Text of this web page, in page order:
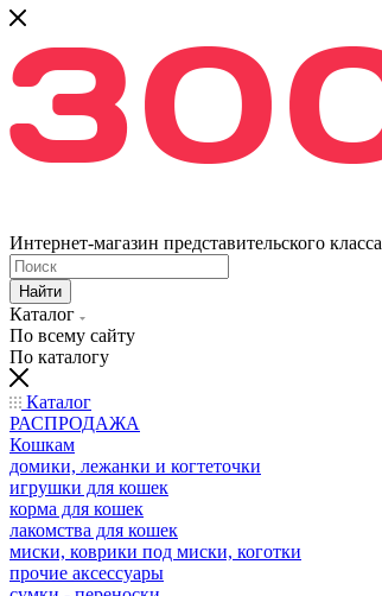
Интернет-магазин представительского класса
Найти
Каталог
По всему сайту
По каталогу
Каталог
РАСПРОДАЖА
Кошкам
домики, лежанки и когтеточки
игрушки для кошек
корма для кошек
лакомства для кошек
миски, коврики под миски, коготки
прочие аксессуары